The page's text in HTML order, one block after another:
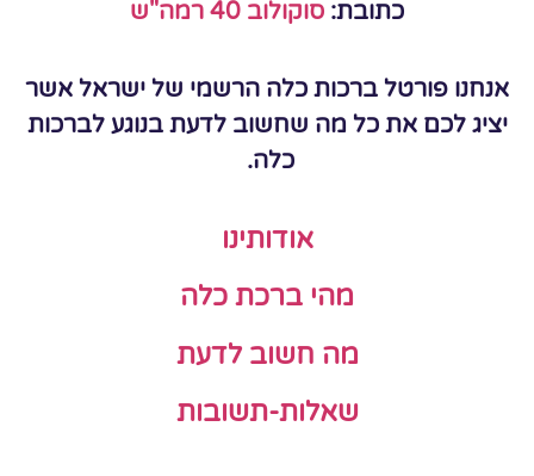
כתובת: סוקולוב 40 רמה"ש
אנחנו פורטל ברכות כלה הרשמי של ישראל אשר
יציג לכם את כל מה שחשוב לדעת בנוגע לברכות
כלה.
אודותינו
מהי ברכת כלה
מה חשוב לדעת
שאלות-תשובות